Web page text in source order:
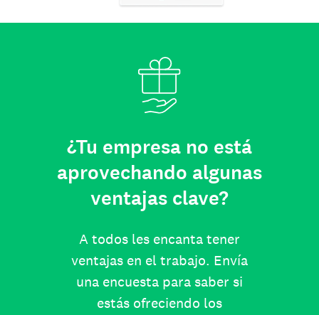
¿Tu empresa no está
aprovechando algunas
ventajas clave?
A todos les encanta tener
ventajas en el trabajo. Envía
una encuesta para saber si
estás ofreciendo los